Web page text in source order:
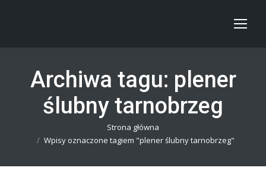
Archiwa tagu: plener
ślubny tarnobrzeg
Strona główna
Wpisy oznaczone tagiem "plener ślubny tarnobrzeg"